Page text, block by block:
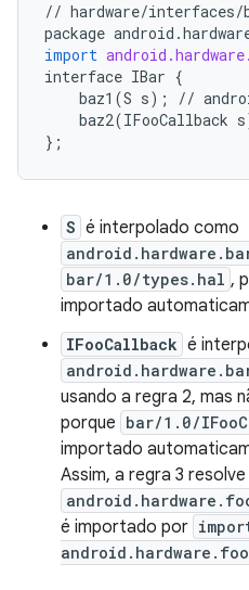
// hardware/interfaces/
package android .
import
interface IBar {
baz1 (S s); //
baz2(IFooCallback s
};
S é interpolado como
bar/1.0/types.hal ,
importado
IFooCallback é
usando a regra 2, mas
porque bar/1.0/
importado
Assim, a regra 3
é importado por